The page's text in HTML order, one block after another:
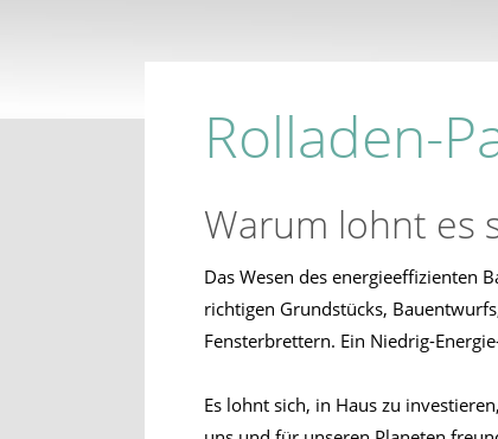
Rolladen-
Warum lohnt es
Das Wesen des energieeffizienten
richtigen Grundstücks,
Fensterbrettern. Ein Niedrig-
Es lohnt sich, in Haus zu